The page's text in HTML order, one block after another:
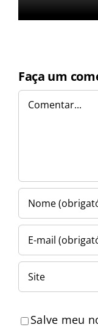
Faça um
Comentar
Salve meu